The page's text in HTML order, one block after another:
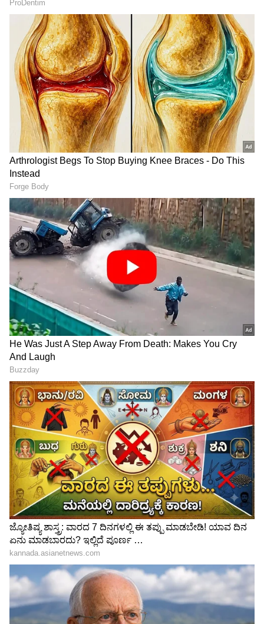
Image Credit :Google
ವಿಜಯ್ ಸಮಾಂಭದಲ್ಲಿ ವಿಜಯ್ ತಾಯಿ ಭಾವುಕ
ಜೊಸೆಫ್ ವಿಜಯ್ ಪ್ರಮಾಣ ವಚನ ಸಮಾರಂಭದಲ್ಲಿ
ವಿಜಯ್ ತಾಯಿ, ತಂದೆ ಹಾಗೂ ಕುಟುಂಬಸ್ಥರು
ಪಾಲ್ಗೊಂಡಿದ್ದರು. ವಿಜಯ್ ಮುಖ್ಯಮಂತ್ರಿಯಾಗಿ
ಪ್ರಮಾಣವಚನ ಸ್ವೀಕರಿಸುತ್ತಿದ್ದಂತೆ ವಿಜಯ್ ಪೋಷಕರು
ಭಾವುಕರಾಗಿದ್ದರು. ಈ ಪೈಕಿ ವಿಜಯ್ ತಾಯಿ ಶೋಭಾ
ಚಂದ್ರಶೇಖರ್ ಮಗನ ಅಪ್ಪಿ ಮುದ್ದಾಡಿದ್ದಾರೆ. ತಾಯಂದಿರ ದಿನ
ಮಗ ಮುಖ್ಯಮಂತ್ರಿಯಾಗಿ ಅಧಿಕಾರ ವಹಿಸಿಕೊಂಡಾಗ
ವಿಜಯ್ ತಾಯಿ ಅತೀವ ಹೆಮ್ಮೆ ಪಟ್ಟು ಭಾವುಕರಾಗಿದ್ದಾರೆ.
Related Articles
ವಿಜಯ್ ಸಿಎಂ ಆದ ಬೆನ್ನಲ್ಲೇ ವಿವಾದ ಶುರು,
ಪ್ರಮಾಣವಚನದಲ್ಲಿ ತಮಿಳು ಗೀತೆಗೆ 3ನೇ ಸ್ಥಾನ
ಆರೋಪ
'ಅಮ್ಮ' ಸಂಗೀತಾಗೆ ಬಿಗ್ ಗಿಫ್ಟ್ ಕೊಟ್ಟು ನೆಟ್ಟಿಗರ
ಮೆಚ್ಚುಗೆ ಪಡೆದ ದಳಪತಿ ವಿಜಯ್ ಮಕ್ಕಳು!
3
5